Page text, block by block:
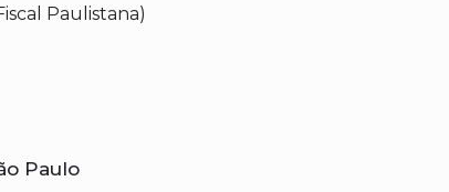
Paulistana)
Paulo